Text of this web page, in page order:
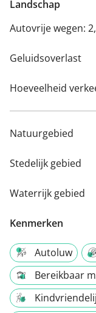
Landschap
Autovrije wegen:
Geluidsoverlast
Hoeveelheid
Natuurgebied
Stedelijk gebied
Waterrijk gebied
Kenmerken
Autoluw
Bereikbaar